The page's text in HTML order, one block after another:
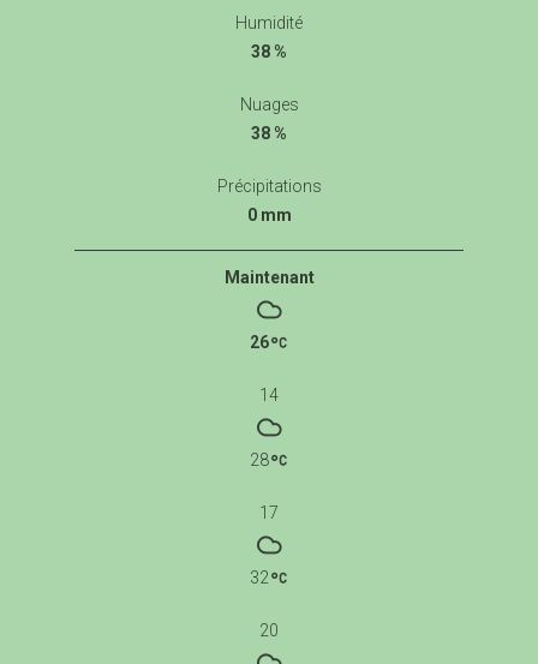
Humidité
38 %
Nuages
38 %
Précipitations
0 mm
Maintenant
26
14
28
17
32
20